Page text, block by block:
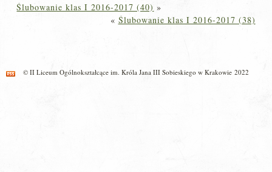
Ślubowanie klas I 2016-2017 (40) »
« Ślubowanie klas I 2016-2017 (38)
© II Liceum Ogólnokształcące im. Króla Jana III Sobieskiego w Krakowie 2022